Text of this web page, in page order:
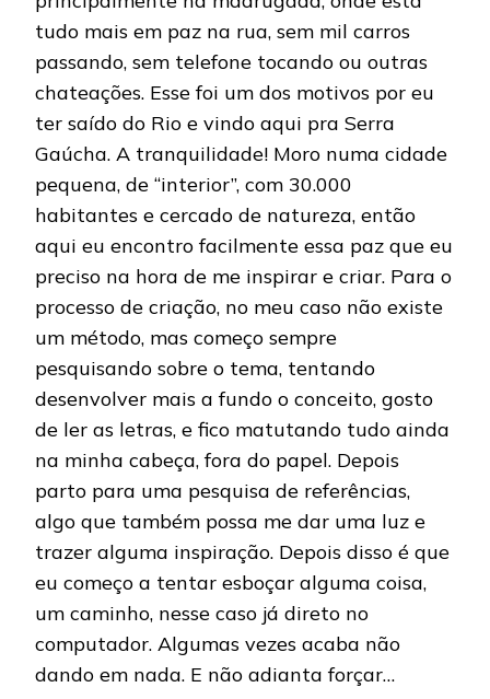
tudo mais em paz na rua, sem mil carros
passando, sem telefone tocando ou outras
chateações. Esse foi um dos motivos por eu
ter saído do Rio e vindo aqui pra Serra
Gaúcha. A tranquilidade! Moro numa cidade
pequena, de “interior”, com 30.000
habitantes e cercado de natureza, então
aqui eu encontro facilmente essa paz que eu
preciso na hora de me inspirar e criar. Para o
processo de criação, no meu caso não existe
um método, mas começo sempre
pesquisando sobre o tema, tentando
desenvolver mais a fundo o conceito, gosto
de ler as letras, e fico matutando tudo ainda
na minha cabeça, fora do papel. Depois
parto para uma pesquisa de referências,
algo que também possa me dar uma luz e
trazer alguma inspiração. Depois disso é que
eu começo a tentar esboçar alguma coisa,
um caminho, nesse caso já direto no
computador. Algumas vezes acaba não
dando em nada. E não adianta forçar…